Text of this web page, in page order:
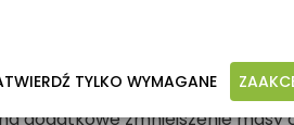
Bardzo młodzi rowerzyści
czy zjeżdżają skrajnie
na spędzanie czasu czy
dla nich konstrukcje
dodatkowe zmniejszenie masy
TYLKO WYMAGANE